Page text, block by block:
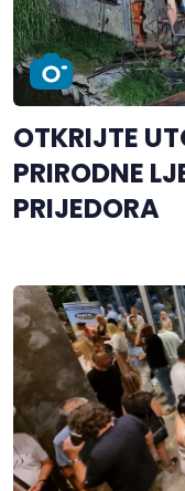
OTKRIJTE UTOČIŠTE MIRA I
PRIRODNE
PRIJEDORA